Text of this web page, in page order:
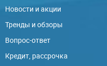
Новости и акции
Тренды и обзоры
Вопрос-ответ
Кредит, рассрочка